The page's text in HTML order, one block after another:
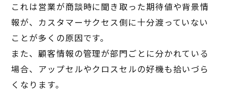
これは営業が商談時に聞き取った期待値や背景情
報が、カスタマーサクセス側に十分渡っていない
ことが多くの原因です。
また、顧客情報の管理が部門ごとに分かれている
場合、アップセルやクロスセルの好機も拾いづら
くなります。